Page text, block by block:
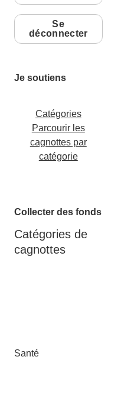
Se
déconnecter
Je soutiens
Catégories
Parcourir les
cagnottes par
catégorie
Collecter des fonds
Catégories de
cagnottes
Santé